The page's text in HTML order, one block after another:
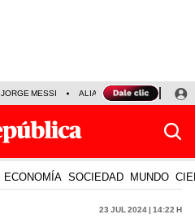
JORGE MESSI ALIANZA LIMA VS SPORT
ECONOMÍA SOCIEDAD MUNDO
23 Jul 2024 | 14:22 h